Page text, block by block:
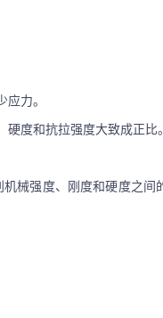
应力。
度和抗拉强度大致成正比。
机械强度、 刚度和硬度之间